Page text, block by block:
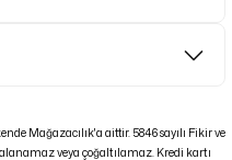
Mağazacılık'a aittir. 5846 sayılı Fikir ve
veya çoğaltılamaz. Kredi kartı